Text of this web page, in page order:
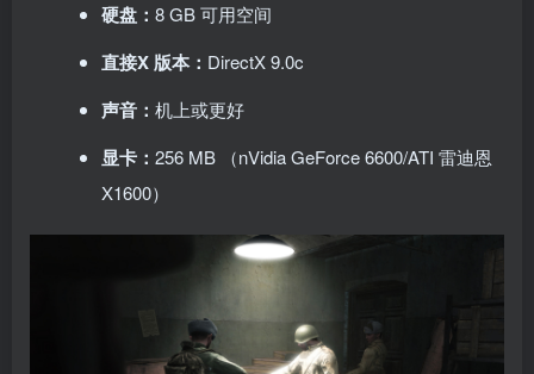
硬盘： 8 GB 可用空间
直接X 版本： DirectX 9.0c
声音： 机上或更好
显卡： 256 MB （nVidia GeForce 6600/ATI 雷迪恩
X1600）